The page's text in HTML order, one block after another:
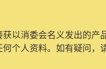
以消委会名义发出的产
个人资料。如有疑问，
推出新功能。由2025
才可提交投诉、查询及